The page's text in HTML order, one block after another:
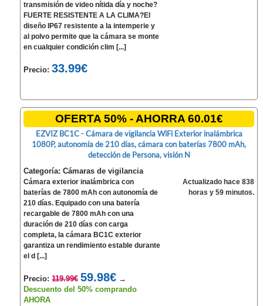
transmisión de video nítida día y noche?
FUERTE RESISTENTE A LA CLIMA?El
diseño IP67 resistente a la intemperie y
al polvo permite que la cámara se monte
en cualquier condición clim [...]
Precio:33.99€
OFERTA 50% - AHORRA 60.01€
EZVIZ BC1C - Cámara de vigilancia WiFi Exterior inalámbrica
1080P, autonomía de 210 días, cámara con baterías 7800 mAh,
detección de Persona, visión N
Categoría: Cámaras de vigilancia
Cámara exterior inalámbrica con
baterías de 7800 mAh con autonomía de
210 días. Equipado con una batería
recargable de 7800 mAh con una
duración de 210 días con carga
completa, la cámara BC1C exterior
garantiza un rendimiento estable durante
el d [...]
Precio:119.99€ 59.98€ →
Descuento del 50% comprando
AHORA
Actualizado hace 838
horas y 59 minutos.